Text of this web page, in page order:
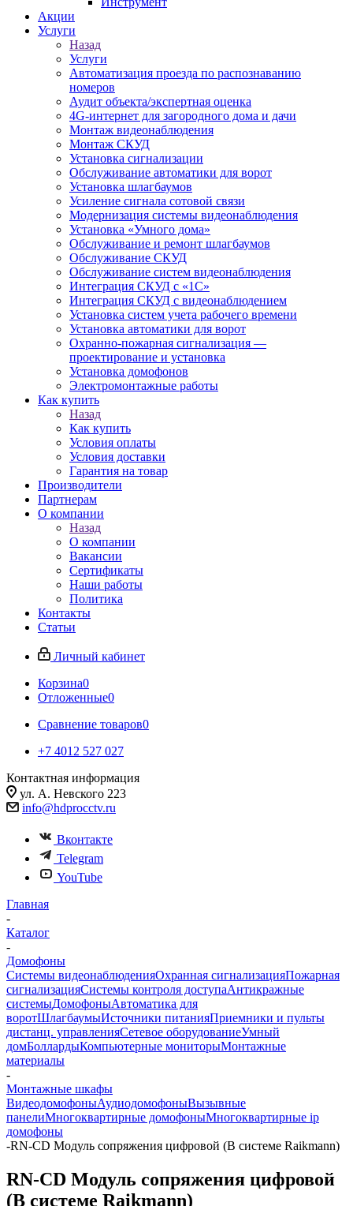
Акции
Услуги
Назад
Услуги
Автоматизация проезда по распознаванию
номеров
Аудит объекта/экспертная оценка
4G-интернет для загородного дома и дачи
Монтаж видеонаблюдения
Монтаж СКУД
Установка сигнализации
Обслуживание автоматики для ворот
Установка шлагбаумов
Усиление сигнала сотовой связи
Модернизация системы видеонаблюдения
Установка «Умного дома»
Обслуживание и ремонт шлагбаумов
Обслуживание СКУД
Обслуживание систем видеонаблюдения
Интеграция СКУД с «1С»
Интеграция СКУД с видеонаблюдением
Установка систем учета рабочего времени
Установка автоматики для ворот
Охранно-пожарная сигнализация —
проектирование и установка
Установка домофонов
Электромонтажные работы
Как купить
Назад
Как купить
Условия оплаты
Условия доставки
Гарантия на товар
Производители
Партнерам
О компании
Назад
О компании
Вакансии
Сертификаты
Наши работы
Политика
Контакты
Статьи
Личный кабинет
Корзина0
Отложенные0
Сравнение товаров0
+7 4012 527 027
Контактная информация
ул. А. Невского 223
info@hdprocctv.ru
Вконтакте
Telegram
YouTube
Главная
-
Каталог
-
Домофоны
Системы видеонаблюденияОхранная сигнализацияПожарная
сигнализацияСистемы контроля доступаАнтикражные
системыДомофоныАвтоматика для
воротШлагбаумыИсточники питанияПриемники и пульты
дистанц. управленияСетевое оборудованиеУмный
домБоллардыКомпьютерные мониторыМонтажные
материалы
-
Монтажные шкафы
ВидеодомофоныАудиодомофоныВызывные
панелиМногоквартирные домофоныМногоквартирные ip
домофоны
-RN-CD Модуль сопряжения цифровой (В системе Raikmann)
RN-CD Модуль сопряжения цифровой
(В системе Raikmann)